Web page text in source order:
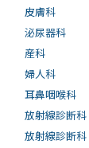
皮膚科
泌尿器科
産科
婦人科
耳鼻咽喉科
放射線診断科
放射線診断科